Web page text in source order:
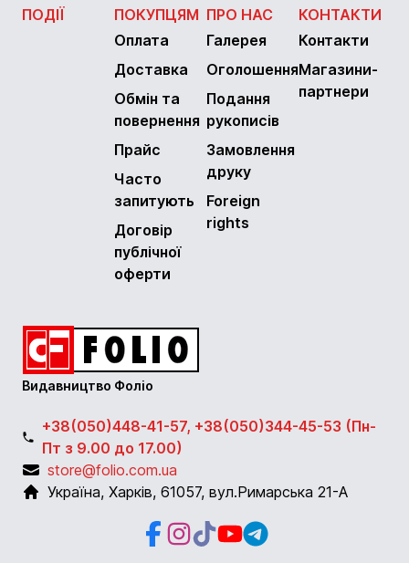
ПОДІЇ
ПОКУПЦЯМ
Оплата
Доставка
Обмін та
повернення
Прайс
Часто
запитують
Договір
публічної
оферти
ПРО НАС
Галерея
Оголошення
Подання
рукописів
Замовлення
друку
Foreign
rights
КОНТАКТИ
Контакти
Магазини-
партнери
Видавництво Фоліо
+38(050)448-41-57, +38(050)344-45-53 (Пн-
Пт з 9.00 до 17.00)
store@folio.com.ua
Україна, Харків, 61057, вул.Римарська 21-А
Facebook
Instagram
Instagram
YoutubeTelegram